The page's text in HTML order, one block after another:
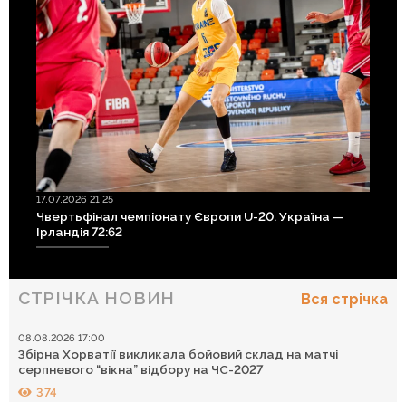
17.07.2026 21:25
Чвертьфінал чемпіонату Європи U-20. Україна —
Ірландія 72:62
СТРІЧКА НОВИН Вся стрічка
08.08.2026 17:00
Збірна Хорватії викликала бойовий склад на матчі
серпневого “вікна” відбору на ЧС-2027
374